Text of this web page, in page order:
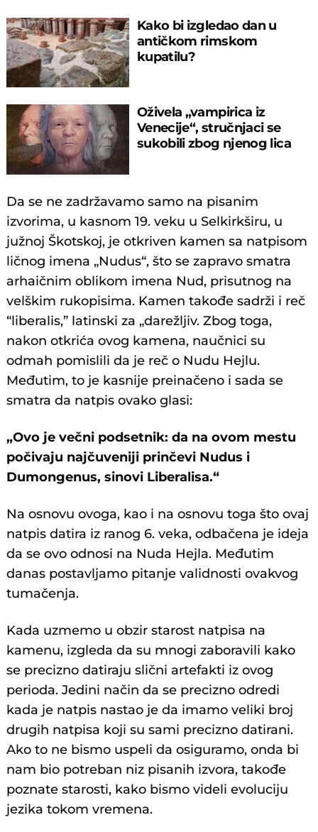
Kako bi izgledao dan u
antičkom rimskom
kupatilu?
Oživela „vampirica iz
Venecije“, stručnjaci se
sukobili zbog njenog lica
Da se ne zadržavamo samo na pisanim
izvorima, u kasnom 19. veku u Selkirkširu, u
južnoj Škotskoj, je otkriven kamen sa natpisom
ličnog imena „Nudus“, što se zapravo smatra
arhaičnim oblikom imena Nud, prisutnog na
velškim rukopisima. Kamen takođe sadrži i reč
“liberalis,” latinski za „darežljiv. Zbog toga,
nakon otkrića ovog kamena, naučnici su
odmah pomislili da je reč o Nudu Hejlu.
Međutim, to je kasnije preinačeno i sada se
smatra da natpis ovako glasi:
„Ovo je večni podsetnik: da na ovom mestu
počivaju najčuveniji prinčevi Nudus i
Dumongenus, sinovi Liberalisa.“
Na osnovu ovoga, kao i na osnovu toga što ovaj
natpis datira iz ranog 6. veka, odbačena je ideja
da se ovo odnosi na Nuda Hejla. Međutim
danas postavljamo pitanje validnosti ovakvog
tumačenja.
Kada uzmemo u obzir starost natpisa na
kamenu, izgleda da su mnogi zaboravili kako
se precizno datiraju slični artefakti iz ovog
perioda. Jedini način da se precizno odredi
kada je natpis nastao je da imamo veliki broj
drugih natpisa koji su sami precizno datirani.
Ako to ne bismo uspeli da osiguramo, onda bi
nam bio potreban niz pisanih izvora, takođe
poznate starosti, kako bismo videli evoluciju
jezika tokom vremena.